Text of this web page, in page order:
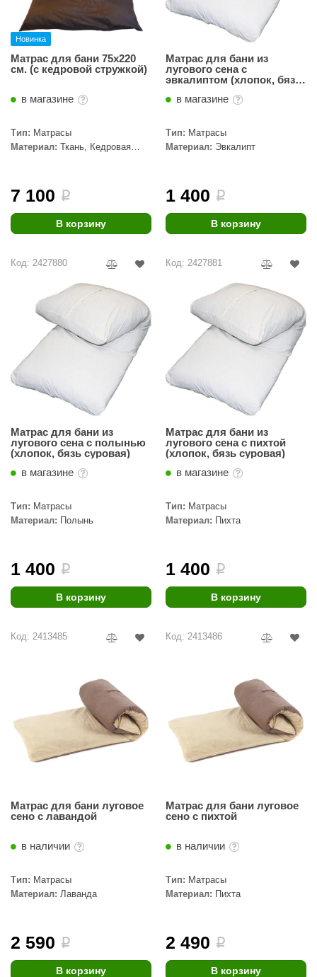
SAUNA
Термо
печи
ecology
Новинка
Матрас для бани 75x220
см. (с кедровой стружкой)
в магазине
Тип: Матрасы
Материал: Ткань, Кедровая
7 100 i
В корзину
Матрас для бани из
лугового сена с
эвкалиптом (хлопок, бязь
в магазине
Тип: Матрасы
Материал: Эвкалипт
1 400 i
В корзину
Код: 2427880
Матрас для бани из
лугового сена с полынью
(хлопок, бязь суровая)
в магазине
Тип: Матрасы
Материал: Полынь
1 400 i
В корзину
Код: 2427881
Матрас для бани из
лугового сена с пихтой
(хлопок, бязь суровая)
в магазине
Тип: Матрасы
Материал: Пихта
1 400 i
В корзину
Код: 2413485
Матрас для бани луговое
сено c лавандой
в наличии
Тип: Матрасы
Материал: Лаванда
2 590 i
В корзину
Код: 2413486
Матрас для бани луговое
сено c пихтой
в наличии
Тип: Матрасы
Материал: Пихта
2 490 i
В корзину